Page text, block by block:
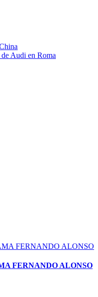
Audi en Roma
FERNANDO ALONSO